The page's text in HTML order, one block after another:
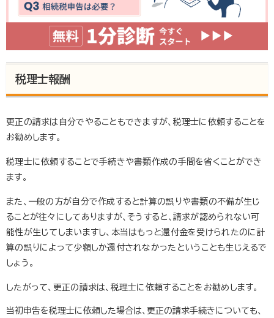
税理士報酬
更正の請求は自分でやることもできますが、税理士に依頼することを
お勧めします。
税理士に依頼することで手続きや書類作成の手間を省くことができ
ます。
また、一般の方が自分で作成すると計算の誤りや書類の不備が生じ
ることが往々にしてありますが、そうすると、請求が認められない可
能性が生じてしまいますし、本当はもっと還付金を受けられたのに計
算の誤りによって少額しか還付されなかったということも生じえるで
しょう。
したがって、更正の請求は、税理士に依頼することをお勧めします。
当初申告を税理士に依頼した場合は、更正の請求手続きについても、